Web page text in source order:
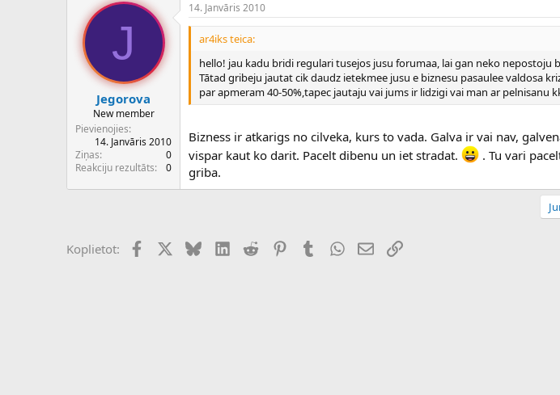
J
Jegorova
New member
Pievienojies
14. Janvāris 2010
Ziņas
0
Reakciju rezultāts
0
14. Janvāris 2010
ar4iks teica:
hello! jau kadu bridi regulari tusejos jusu forumaa, lai gan neko nepostoju
Tātad gribeju jautat cik daudz ietekmee jusu e biznesu pasaulee valdosa
par apmeram 40-50%,tapec jautaju vai jums ir lidzigi vai man ar pelnisanu
Bizness ir atkarigs no cilveka, kurs to vada. Galva ir vai nav,
vispar kaut ko darit. Pacelt dibenu un iet stradat.
. Tu vari
griba.
Koplietot: FacebookX (Twitter)
BlueskyLinkedIn
Reddit PinterestTumblrWhatsApp
E-pastsSaiti